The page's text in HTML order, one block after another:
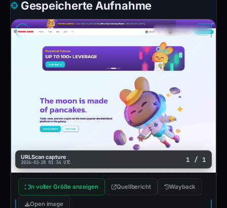
Gespeicherte Aufnahme
URLScan capture
2026-02-28 01:34 UTC 1 / 1
In voller Größe anzeigen Quellbericht Wayback
Open image